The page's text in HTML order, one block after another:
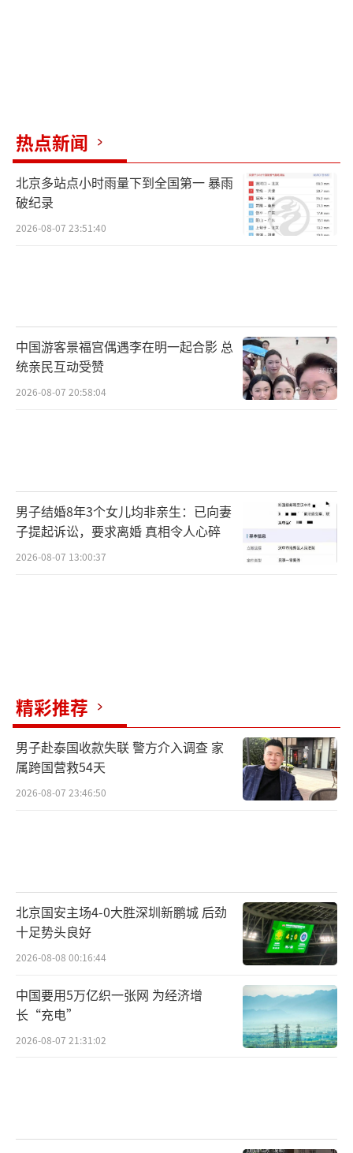
热点新闻
北京多站点小时雨量下到全国第一 暴雨
破纪录
2026-08-07 23:51:40
中国游客景福宫偶遇李在明一起合影 总
统亲民互动受赞
2026-08-07 20:58:04
男子结婚8年3个女儿均非亲生：已向妻
子提起诉讼，要求离婚 真相令人心碎
2026-08-07 13:00:37
精彩推荐
男子赴泰国收款失联 警方介入调查 家
属跨国营救54天
2026-08-07 23:46:50
北京国安主场4-0大胜深圳新鹏城 后劲
十足势头良好
2026-08-08 00:16:44
中国要用5万亿织一张网 为经济增
长“充电”
2026-08-07 21:31:02